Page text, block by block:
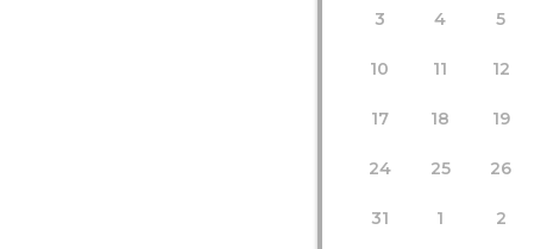
3 4 5
10 11 12
17 18 19
24 25 26
31 1 2